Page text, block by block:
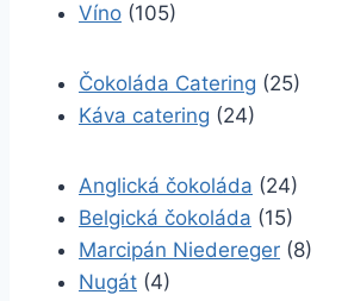
Víno (105)
Čokoláda Catering (25)
Káva catering (24)
Anglická čokoláda (24)
Belgická čokoláda (15)
Marcipán Niedereger (8)
Nugát (4)